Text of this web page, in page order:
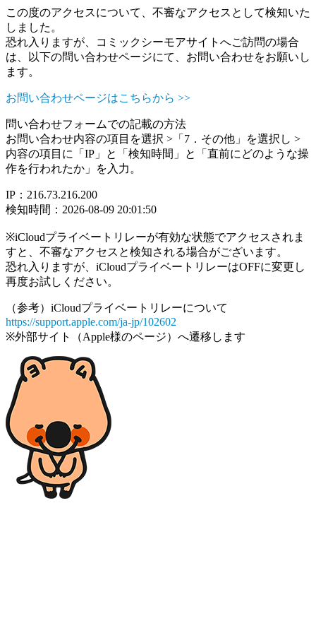
この度のアクセスについて、不審なアクセスとして検知いた
しました。
恐れ入りますが、コミックシーモアサイトへご訪問の場合
は、以下の問い合わせページにて、お問い合わせをお願いし
ます。
お問い合わせページはこちらから >>
問い合わせフォームでの記載の方法
お問い合わせ内容の項目を選択 >「7．その他」を選択し >
内容の項目に「IP」と「検知時間」と「直前にどのような操
作を行われたか」を入力。
IP：216.73.216.200
検知時間：2026-08-09 20:01:50
※iCloudプライベートリレーが有効な状態でアクセスされま
すと、不審なアクセスと検知される場合がございます。
恐れ入りますが、iCloudプライベートリレーはOFFに変更し
再度お試しください。
（参考）iCloudプライベートリレーについて
https://support.apple.com/ja-jp/102602
※外部サイト（Apple様のページ）へ遷移します